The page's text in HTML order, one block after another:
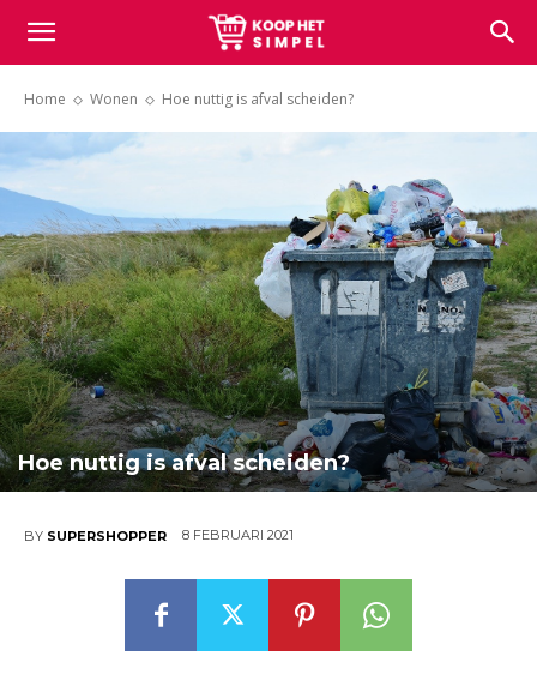
Koop
simpel
Home Wonen Hoe nuttig is afval scheiden?
Hoe nuttig is afval scheiden?
BY SUPERSHOPPER 8 FEBRUARI 2021